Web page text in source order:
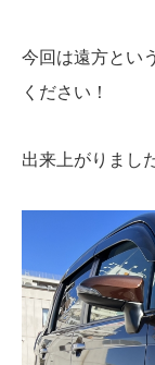
今回は遠方とい
ください！
出来上がりまし